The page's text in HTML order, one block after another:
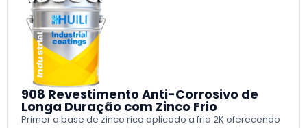
908 Revestimento Anti-Corrosivo de
Longa Duração com Zinco Frio
Primer a base de zinco rico aplicado a frio 2K oferecendo